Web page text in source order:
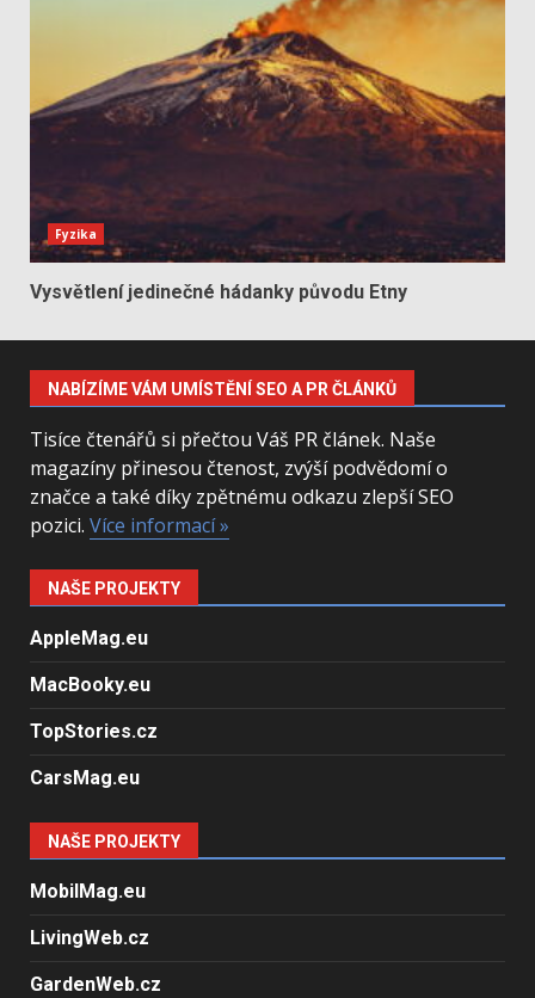
Fyzika
Vysvětlení jedinečné hádanky původu Etny
NABÍZÍME VÁM UMÍSTĚNÍ SEO A PR ČLÁNKŮ
Tisíce čtenářů si přečtou Váš PR článek. Naše
magazíny přinesou čtenost, zvýší podvědomí o
značce a také díky zpětnému odkazu zlepší SEO
pozici. Více informací »
NAŠE PROJEKTY
AppleMag.eu
MacBooky.eu
TopStories.cz
CarsMag.eu
NAŠE PROJEKTY
MobilMag.eu
LivingWeb.cz
GardenWeb.cz